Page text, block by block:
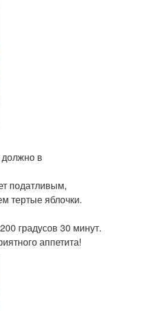
в
податливым,
тертые яблочки.
градусов 30 минут.
аппетита!